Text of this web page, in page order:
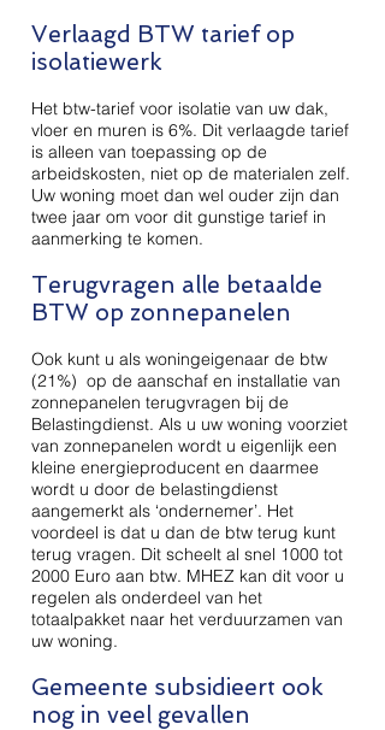
Verlaagd BTW tarief op
isolatiewerk
Het btw-tarief voor isolatie van uw dak,
vloer en muren is 6%. Dit verlaagde tarief
is alleen van toepassing op de
arbeidskosten, niet op de materialen zelf.
Uw woning moet dan wel ouder zijn dan
twee jaar om voor dit gunstige tarief in
aanmerking te komen.
Terugvragen alle betaalde
BTW op zonnepanelen
Ook kunt u als woningeigenaar de btw
(21%) op de aanschaf en installatie van
zonnepanelen terugvragen bij de
Belastingdienst. Als u uw woning voorziet
van zonnepanelen wordt u eigenlijk een
kleine energieproducent en daarmee
wordt u door de belastingdienst
aangemerkt als ‘ondernemer’. Het
voordeel is dat u dan de btw terug kunt
terug vragen. Dit scheelt al snel 1000 tot
2000 Euro aan btw. MHEZ kan dit voor u
regelen als onderdeel van het
totaalpakket naar het verduurzamen van
uw woning.
Gemeente subsidieert ook
nog in veel gevallen